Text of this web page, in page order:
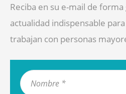
Reciba en su e-mail de
actualidad indispensable
trabajan con personas